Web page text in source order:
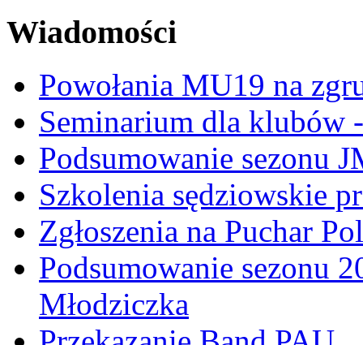
Wiadomości
Powołania MU19 na
Seminarium dla klubów
Podsumowanie sezonu
Szkolenia sędziowskie
Zgłoszenia na Puchar
Podsumowanie sezonu
Młodziczka